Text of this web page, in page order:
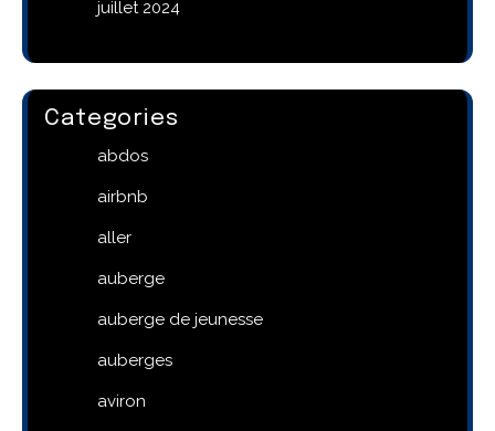
juillet 2024
Categories
abdos
airbnb
aller
auberge
auberge de jeunesse
auberges
aviron